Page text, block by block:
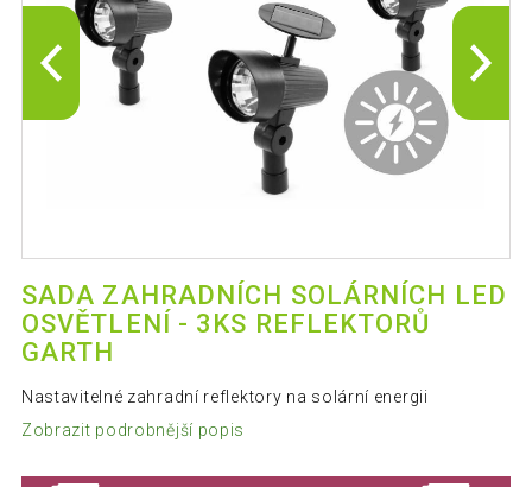
SADA ZAHRADNÍCH SOLÁRNÍCH LED
OSVĚTLENÍ - 3KS REFLEKTORŮ
GARTH
Nastavitelné zahradní reflektory na solární energii
Zobrazit podrobnější popis